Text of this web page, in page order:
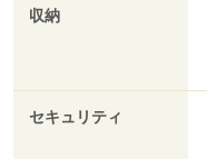
収納
セキュリティ